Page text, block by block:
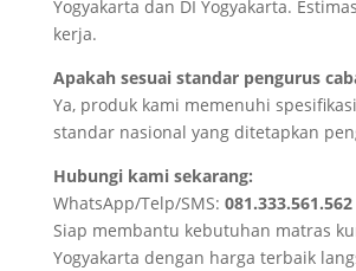
Yogyakarta dan DI Yogyakarta.
kerja.
Apakah sesuai standar pengurus
Ya, produk kami memenuhi
standar nasional yang ditetapkan
Hubungi kami sekarang:
WhatsApp/Telp/SMS: 081.333.561.562
Siap membantu kebutuhan matras
Yogyakarta dengan harga terbaik